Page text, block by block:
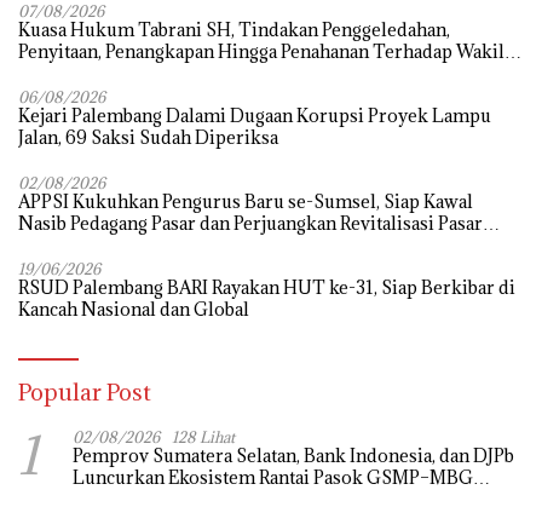
07/08/2026
‎Kuasa Hukum Tabrani SH, Tindakan Penggeledahan,
Penyitaan, Penangkapan Hingga Penahanan Terhadap Wakil
06/08/2026
Kejari Palembang Dalami Dugaan Korupsi Proyek Lampu
Jalan, 69 Saksi Sudah Diperiksa
02/08/2026
APPSI Kukuhkan Pengurus Baru se-Sumsel, Siap Kawal
Nasib Pedagang Pasar dan Perjuangkan Revitalisasi Pasar
19/06/2026
RSUD Palembang BARI Rayakan HUT ke-31, Siap Berkibar di
Kancah Nasional dan Global
Popular Post
1 02/08/2026 128 Lihat
Pemprov Sumatera Selatan, Bank Indonesia, dan DJPb
Luncurkan Ekosistem Rantai Pasok GSMP–MBG